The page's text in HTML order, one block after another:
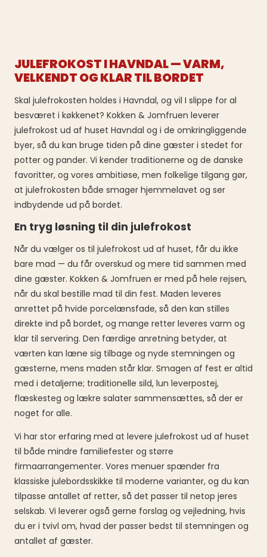
JULEFROKOST I HAVNDAL — VARM,
VELKENDT OG KLAR TIL BORDET
Skal julefrokosten holdes i Havndal, og vil I slippe for al
besværet i køkkenet? Kokken & Jomfruen leverer
julefrokost ud af huset Havndal og i de omkringliggende
byer, så du kan bruge tiden på dine gæster i stedet for
potter og pander. Vi kender traditionerne og de danske
favoritter, og vores ambitiøse, men folkelige tilgang gør,
at julefrokosten både smager hjemmelavet og ser
indbydende ud på bordet.
En tryg løsning til din julefrokost
Når du vælger os til julefrokost ud af huset, får du ikke
bare mad — du får overskud og mere tid sammen med
dine gæster. Kokken & Jomfruen er med på hele rejsen,
når du skal bestille mad til din fest. Maden leveres
anrettet på hvide porcelænsfade, så den kan stilles
direkte ind på bordet, og mange retter leveres varm og
klar til servering. Den færdige anretning betyder, at
værten kan læne sig tilbage og nyde stemningen og
gæsterne, mens maden står klar. Smagen af fest er altid
med i detaljerne; traditionelle sild, lun leverpostej,
flæskesteg og lækre salater sammensættes, så der er
noget for alle.
Vi har stor erfaring med at levere julefrokost ud af huset
til både mindre familiefester og større
firmaarrangementer. Vores menuer spænder fra
klassiske julebordsskikke til moderne varianter, og du kan
tilpasse antallet af retter, så det passer til netop jeres
selskab. Vi leverer også gerne forslag og vejledning, hvis
du er i tvivl om, hvad der passer bedst til stemningen og
antallet af gæster.